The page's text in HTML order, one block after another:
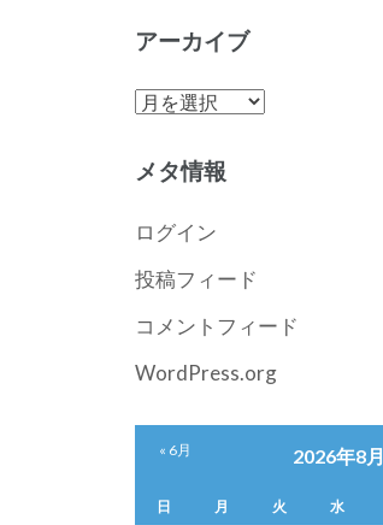
アーカイブ
ア
カ
ブ
メタ情報
ログイン
投稿フィード
コメントフィード
WordPress.org
2026年8月
日 月 火 水
« 6月